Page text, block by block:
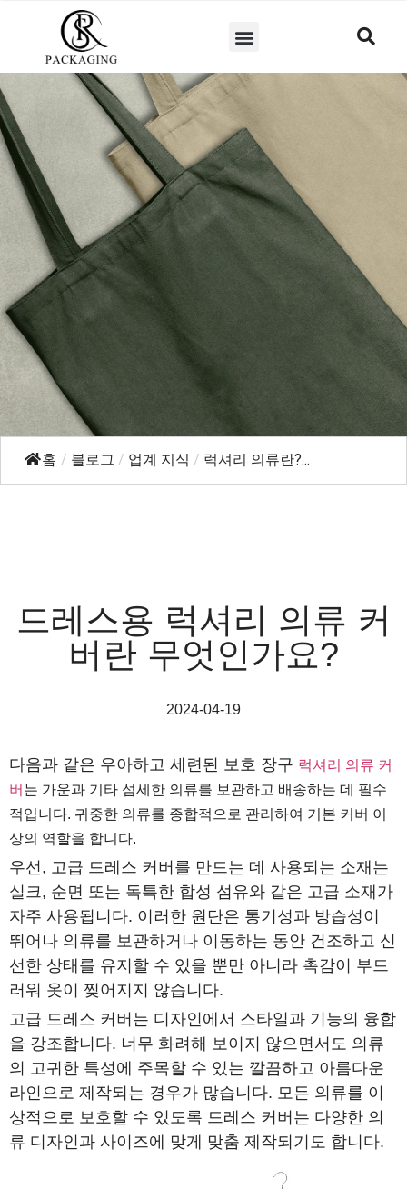
홈 / 블로그 / 업계 지식 / 럭셔리 의류란?...
드레스용 럭셔리 의류 커
버란 무엇인가요?
2024-04-19
다음과 같은 우아하고 세련된 보호 장구 럭셔리 의류 커
버 는 가운과 기타 섬세한 의류를 보관하고 배송하는 데 필수
적입니다. 귀중한 의류를 종합적으로 관리하여 기본 커버 이
상의 역할을 합니다.
우선, 고급 드레스 커버를 만드는 데 사용되는 소재는
실크, 순면 또는 독특한 합성 섬유와 같은 고급 소재가
자주 사용됩니다. 이러한 원단은 통기성과 방습성이
뛰어나 의류를 보관하거나 이동하는 동안 건조하고 신
선한 상태를 유지할 수 있을 뿐만 아니라 촉감이 부드
러워 옷이 찢어지지 않습니다.
고급 드레스 커버는 디자인에서 스타일과 기능의 융합
을 강조합니다. 너무 화려해 보이지 않으면서도 의류
의 고귀한 특성에 주목할 수 있는 깔끔하고 아름다운
라인으로 제작되는 경우가 많습니다. 모든 의류를 이
상적으로 보호할 수 있도록 드레스 커버는 다양한 의
류 디자인과 사이즈에 맞게 맞춤 제작되기도 합니다.